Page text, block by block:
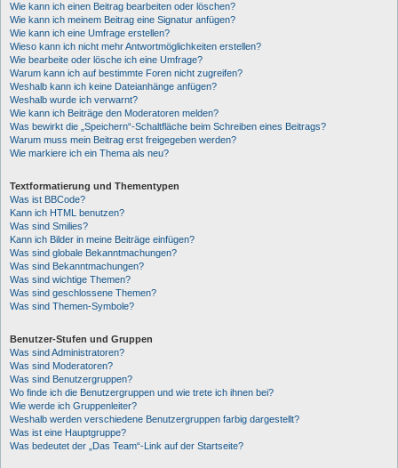
Wie kann ich einen Beitrag bearbeiten oder löschen?
Wie kann ich meinem Beitrag eine Signatur anfügen?
Wie kann ich eine Umfrage erstellen?
Wieso kann ich nicht mehr Antwortmöglichkeiten erstellen?
Wie bearbeite oder lösche ich eine Umfrage?
Warum kann ich auf bestimmte Foren nicht zugreifen?
Weshalb kann ich keine Dateianhänge anfügen?
Weshalb wurde ich verwarnt?
Wie kann ich Beiträge den Moderatoren melden?
Was bewirkt die „Speichern“-Schaltfläche beim Schreiben eines Beitrags?
Warum muss mein Beitrag erst freigegeben werden?
Wie markiere ich ein Thema als neu?
Textformatierung und Thementypen
Was ist BBCode?
Kann ich HTML benutzen?
Was sind Smilies?
Kann ich Bilder in meine Beiträge einfügen?
Was sind globale Bekanntmachungen?
Was sind Bekanntmachungen?
Was sind wichtige Themen?
Was sind geschlossene Themen?
Was sind Themen-Symbole?
Benutzer-Stufen und Gruppen
Was sind Administratoren?
Was sind Moderatoren?
Was sind Benutzergruppen?
Wo finde ich die Benutzergruppen und wie trete ich ihnen bei?
Wie werde ich Gruppenleiter?
Weshalb werden verschiedene Benutzergruppen farbig dargestellt?
Was ist eine Hauptgruppe?
Was bedeutet der „Das Team“-Link auf der Startseite?